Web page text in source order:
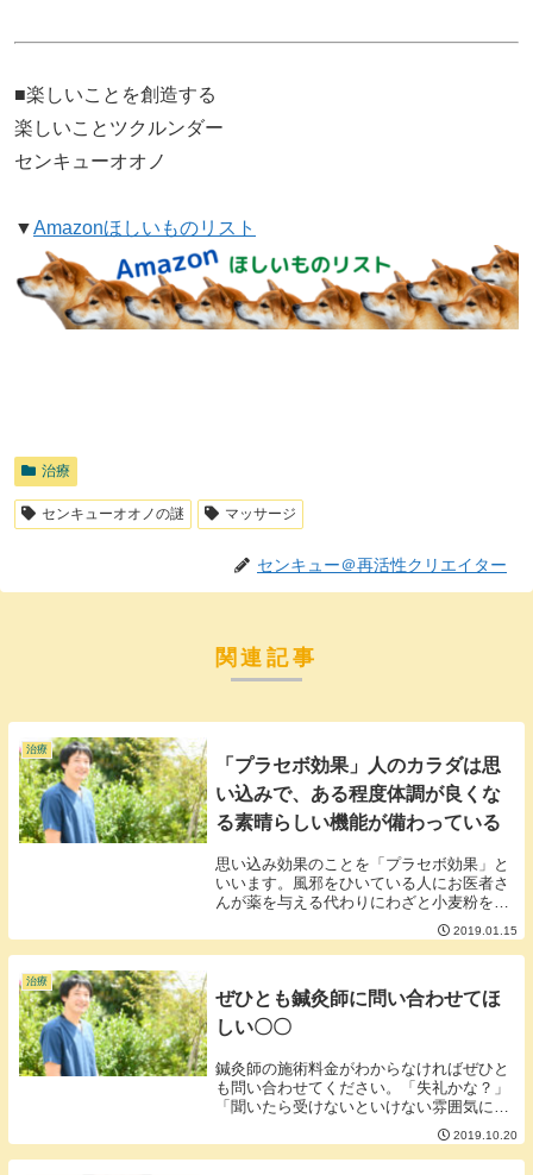
■楽しいことを創造する
楽しいことツクルンダー
センキューオオノ
▼Amazonほしいものリスト
治療
センキューオオノの謎 マッサージ
センキュー＠再活性クリエイター
関連記事
治療
「プラセボ効果」人のカラダは思
い込みで、ある程度体調が良くな
る素晴らしい機能が備わっている
思い込み効果のことを「プラセボ効果」と
いいます。風邪をひいている人にお医者さ
んが薬を与える代わりにわざと小麦粉を与
えて飲ませたら風邪が良くなったというよ
な例がプラセボ効果の例としてあるそうで
す。詳しくはわかっていないのですが単な
2019.01.15
治療
ぜひとも鍼灸師に問い合わせてほ
しい〇〇
鍼灸師の施術料金がわからなければぜひと
も問い合わせてください。「失礼かな？」
「聞いたら受けないといけない雰囲気にな
るかな？」そんな心配、遠慮は全くいりま
せん。なぜなら鍼灸師はどこにでも施術料
金を記載できるわけではないから。料金を
2019.10.20